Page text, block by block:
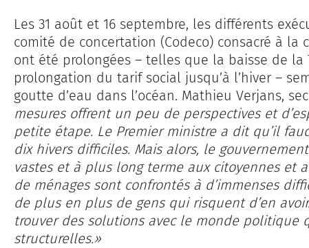
Les 31 août et 16 septembre, les différents
comité de concertation (Codeco) consacré à la
ont été prolongées – telles que la baisse de la
prolongation du tarif social jusqu’à l’hiver –
goutte d’eau dans l’océan. Mathieu Verjans,
mesures offrent un peu de perspectives et
petite étape. Le Premier ministre a dit qu’il
dix hivers difficiles. Mais alors, le
vastes et à plus long terme aux citoyennes et
de ménages sont confrontés à d’immenses
de plus en plus de gens qui risquent d’en
trouver des solutions avec le monde politique
structurelles.»